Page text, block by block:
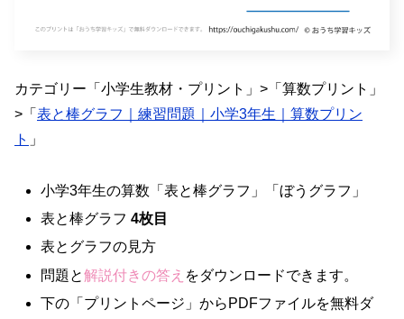
カテゴリー「小学生教材・プリント」>「算数プリント」
>「 表と棒グラフ｜練習問題｜小学3年生｜算数プリン
ト 」
小学3年生の算数「表と棒グラフ」「ぼうグラフ」
表と棒グラフ4枚目
表とグラフの見方
問題と解説付きの答え をダウンロードできます。
下の「プリントページ」からPDFファイルを無料ダ